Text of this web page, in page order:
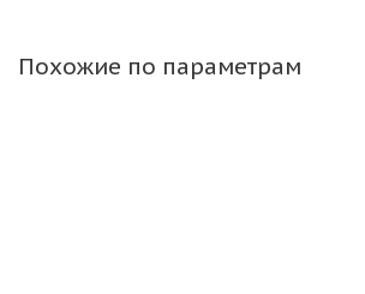
Похожие по параметрам